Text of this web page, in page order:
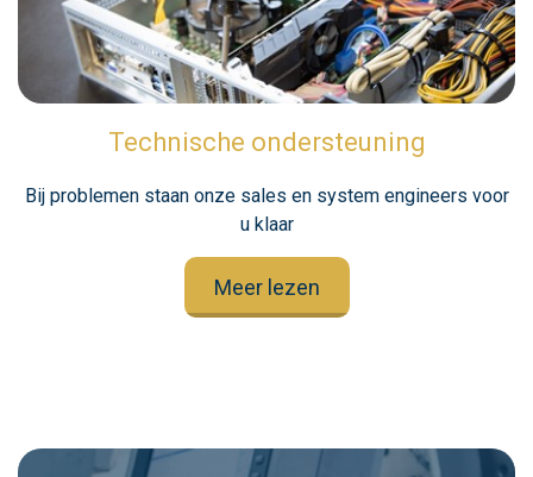
Technische ondersteuning
Bij problemen staan onze sales en system engineers voor
u klaar
Meer lezen